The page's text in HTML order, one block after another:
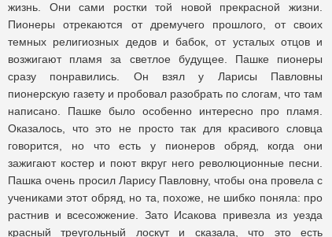
жизнь. Они сами ростки той новой прекрасной жизни.
Пионеры отрекаются от дремучего прошлого, от своих
темных религиозных дедов и бабок, от усталых отцов и
возжигают пламя за светлое будущее. Пашке пионеры
сразу понравились. Он взял у Ларисы Павловны
пионерскую газету и пробовал разобрать по слогам, что там
написано. Пашке было особенно интересно про пламя.
Оказалось, что это не просто так для красивого словца
говорится, но что есть у пионеров обряд, когда они
зажигают костер и поют вкруг него революционные песни.
Пашка очень просил Ларису Павловну, чтобы она провела с
учениками этот обряд, но та, похоже, не шибко поняла: про
растнив и всесожжение. Зато Исакова привезла из уезда
красный треугольный лоскут и сказала, что это есть